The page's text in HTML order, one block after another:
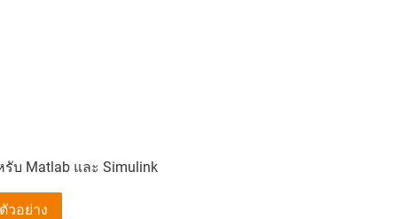
บ Matlab และ Simulink
วอย่าง